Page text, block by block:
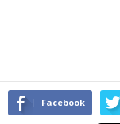
Facebook